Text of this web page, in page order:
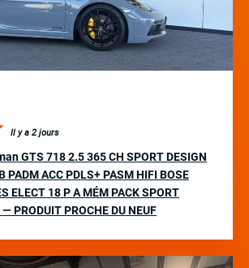
Il y a 2 jours
GTS 718 2.5 365 CH SPORT DESIGN
PADM ACC PDLS+ PASM HIFI BOSE
ELECT 18 P A MÉM PACK SPORT
PRODUIT PROCHE DU NEUF